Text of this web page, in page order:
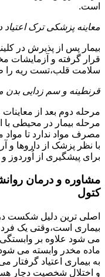
است.
معاینه پزشکی ترک اعتیاد
بیمار پس از پذیرش در
قرار گرفته و
سلامت قلب،تست ریه را
قرنطینه و سم زدایی بدن
مرحله دوم بعد از
مرحله بیمار در محیطی
مصرف مواد ندارد تا مواد
با نظر پزشک از داروها و
برای پیشگیری از اُوردوز
مشاوره و درمان
کتول
اصلی ترین دلیل شکست در
بیماری است،وقتی یک
می شود علاوه بر
ماده مخدر وابسته می
به بیماری اعتیاد گرفتار
و اختلال شخصیت دچار